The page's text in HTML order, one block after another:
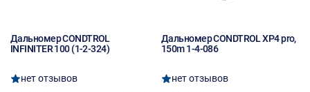
Дальномер CONDTROL
INFINITER 100 (1-2-324)
нет отзывов
Дальномер CONDTROL XP4 pro,
150m 1-4-086
нет отзывов